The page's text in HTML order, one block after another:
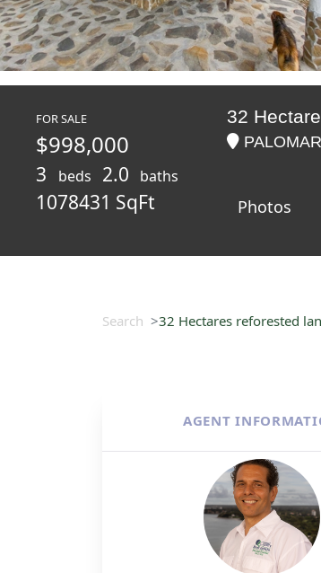
FOR SALE
$998,000
3 beds 2.0 baths
1078431 SqFt
32
Photos
Search 32 Hectares reforested
AGENT